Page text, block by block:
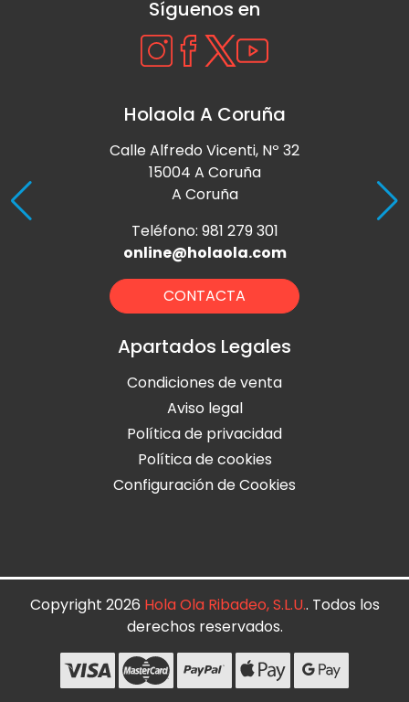
Síguenos en
Holaola A Coruña
Calle Alfredo Vicenti, Nº 32
15004 A Coruña
A Coruña
Teléfono: 981 279 301
online@holaola.com
CONTACTA
Apartados Legales
Condiciones de venta
Aviso legal
Política de privacidad
Política de cookies
Configuración de Cookies
Copyright 2026 Hola Ola Ribadeo, S.L.U.. Todos los
derechos reservados.